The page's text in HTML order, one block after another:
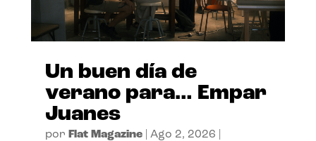
Un buen día de
verano para… Empar
Juanes
por Flat Magazine| Ago 2, 2026